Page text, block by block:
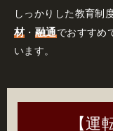
しっかりした教育制
材・ 融通でおすすめ
います。
【運